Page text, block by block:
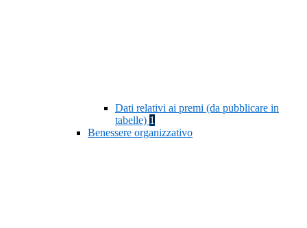
Dati relativi ai premi (da pubblicare in
tabelle) 1
Benessere organizzativo